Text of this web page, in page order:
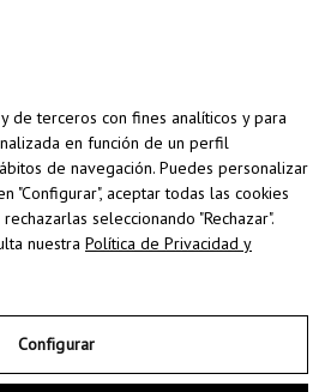
de terceros con fines analíticos y para
en función de un perfil
de navegación. Puedes personalizar
"Configurar", aceptar todas las cookies
seleccionando "Rechazar".
nuestra Política de Privacidad y
Configurar